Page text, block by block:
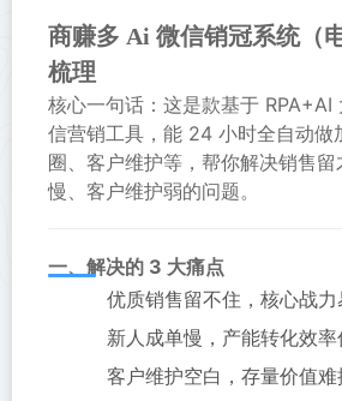
商赚多 Ai 微信销冠系统（
梳理
核心一句话：这是款基于 RPA+AI
信营销工具，能 24 小时全自动做
圈、客户维护等，帮你解决销售
慢、客户维护弱的问题。
一、解决的 3 大痛点
优质销售留不住，核心战力
新人成单慢，产能转化效率
客户维护空白，存量价值难